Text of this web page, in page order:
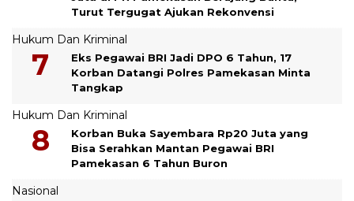
Turut Tergugat Ajukan Rekonvensi
Hukum Dan Kriminal
Eks Pegawai BRI Jadi DPO 6 Tahun, 17
Korban Datangi Polres Pamekasan Minta
Tangkap
Hukum Dan Kriminal
Korban Buka Sayembara Rp20 Juta yang
Bisa Serahkan Mantan Pegawai BRI
Pamekasan 6 Tahun Buron
Nasional